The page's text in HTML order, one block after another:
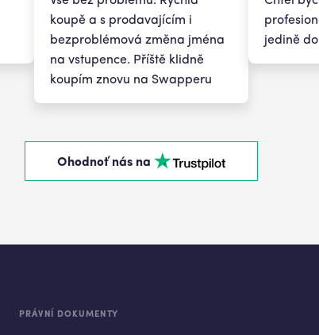
koupě a s prodavajícím i
bezproblémová změna jména
na vstupence. Příště klidně
koupím znovu na Swapperu
jedině
Ohodnoť nás na
PRÁVNÍ DOKUMENTY